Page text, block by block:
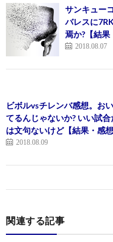
サンキュー
バレスに
焉か?【結果
2018.08.07
ビボルvsチレンバ感想。お
てるんじゃないか? いい試
は文句ないけど【結果・感想
2018.08.09
関連する記事